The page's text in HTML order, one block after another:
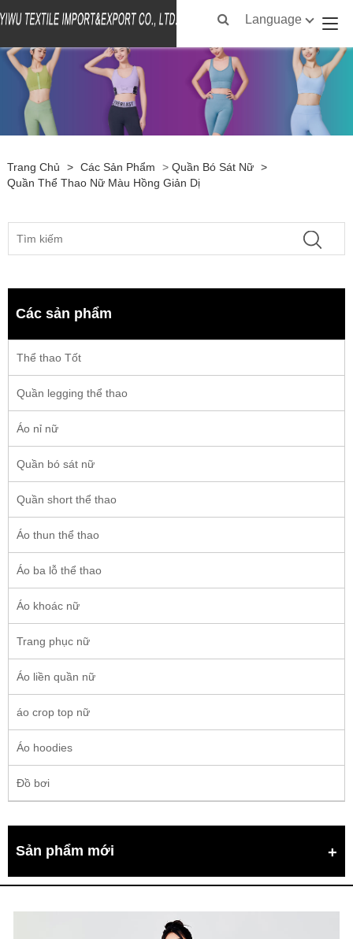
Language
Trang Chủ > Các Sản Phẩm > Quần Bó Sát Nữ >
Quần Thể Thao Nữ Màu Hồng Giản Dị
Các sản phẩm
Thể thao Tốt
Quần legging thể thao
Áo nỉ nữ
Quần bó sát nữ
Quần short thể thao
Áo thun thể thao
Áo ba lỗ thể thao
Áo khoác nữ
Trang phục nữ
Áo liền quần nữ
áo crop top nữ
Áo hoodies
Đồ bơi
Sản phẩm mới